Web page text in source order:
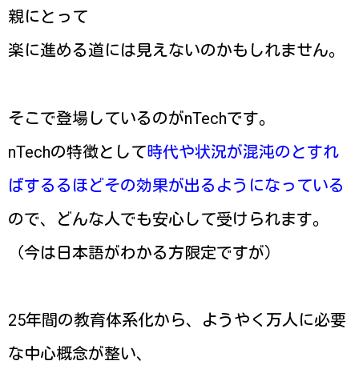
親にとって
楽に進める道には見えないのかもしれません。
そこで登場しているのがnTechです。
nTechの特徴として時代や状況が混沌のとすれ
ばするるほどその効果が出るようになっている
ので、どんな人でも安心して受けられます。
（今は日本語がわかる方限定ですが）
25年間の教育体系化から、ようやく万人に必要
な中心概念が整い、